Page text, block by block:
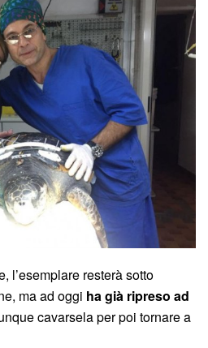
l’esemplare resterà sotto
ma ad oggi ha già ripreso ad
cavarsela per poi tornare a